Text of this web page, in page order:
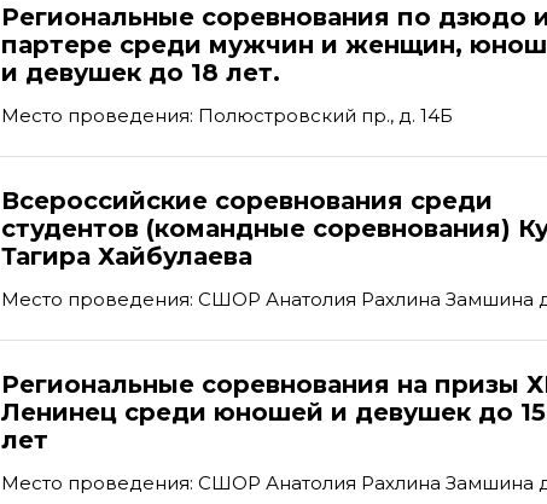
Региональные соревнования по дзюдо
партере среди мужчин и женщин,
и девушек до 18 лет.
Место проведения: Полюстровский пр., д. 14Б
Всероссийские соревнования среди
студентов (командные соревнования)
Тагира Хайбулаева
Место проведения: СШОР Анатолия Рахлина Замшина
Региональные соревнования на призы
Ленинец среди юношей и девушек до 15
лет
Место проведения: СШОР Анатолия Рахлина Замшина